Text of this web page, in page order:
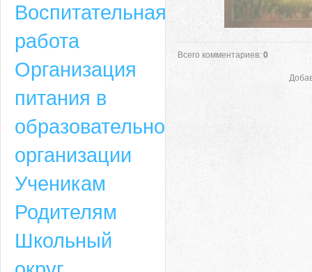
6-49, электронный адрес: aja_70@mail.ru
Всего комментариев: 0
Воспитательная
работа
Организация
питания в
образовательной
организации
Ученикам
Родителям
Школьный